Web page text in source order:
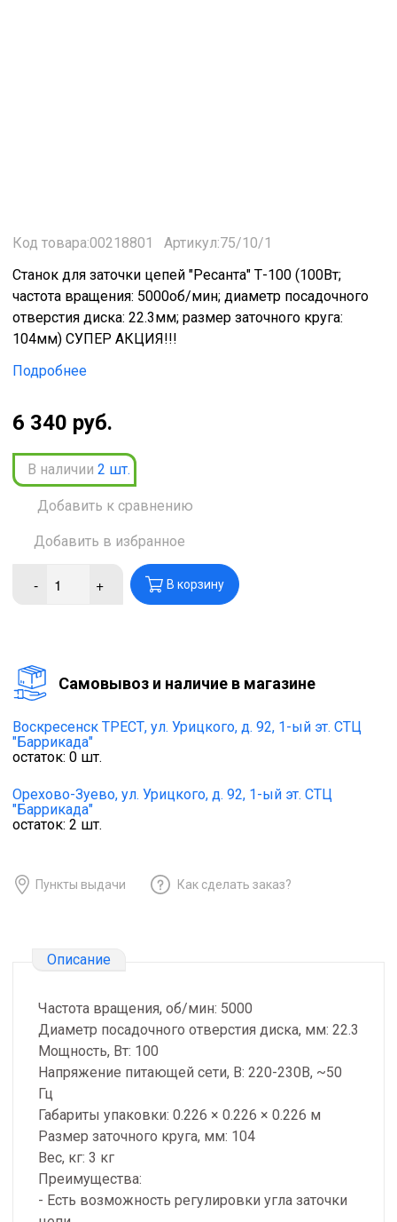
Код товара:00218801
Артикул:75/10/1
Станок для заточки цепей "Ресанта" Т-100 (100Вт;
частота вращения: 5000об/мин; диаметр посадочного
отверстия диска: 22.3мм; размер заточного круга:
104мм) СУПЕР АКЦИЯ!!!
Подробнее
6 340 руб.
В наличии 2 шт.
Добавить к сравнению
Добавить в избранное
- + В корзину
Cамовывоз и наличие в магазине
Воскресенск ТРЕСТ, ул. Урицкого, д. 92, 1-ый эт. СТЦ
"Баррикада"
остаток: 0 шт.
Орехово-Зуево, ул. Урицкого, д. 92, 1-ый эт. СТЦ
"Баррикада"
остаток: 2 шт.
Пункты выдачи Как сделать заказ?
Описание
Частота вращения, об/мин: 5000
Диаметр посадочного отверстия диска, мм: 22.3
Мощность, Вт: 100
Напряжение питающей сети, В: 220-230В, ~50
Гц
Габариты упаковки: 0.226 × 0.226 × 0.226 м
Размер заточного круга, мм: 104
Вес, кг: 3 кг
Преимущества:
- Есть возможность регулировки угла заточки